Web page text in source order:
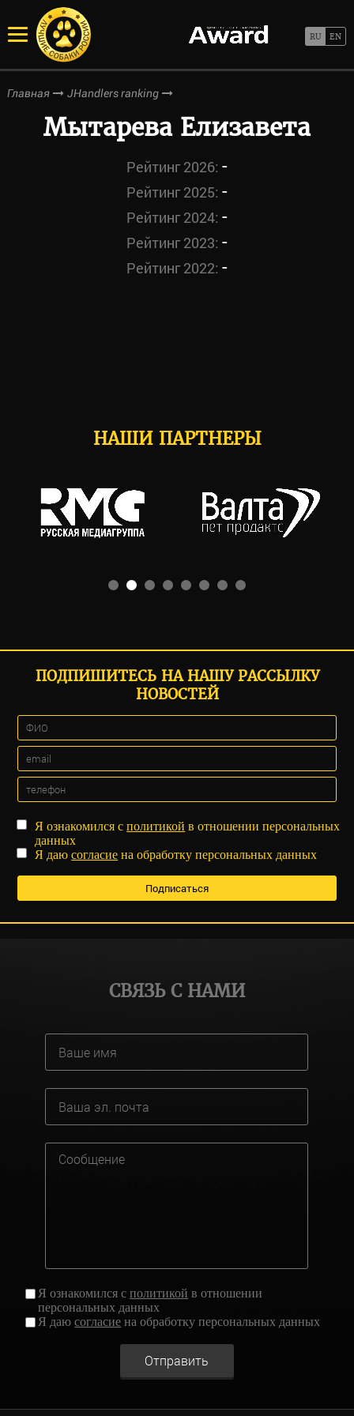
Главная JHandlers ranking
Мытарева Елизавета
Рейтинг 2026: -
Рейтинг 2025: -
Рейтинг 2024: -
Рейтинг 2023: -
Рейтинг 2022: -
НАШИ ПАРТНЕРЫ
ПОДПИШИТЕСЬ НА НАШУ РАССЫЛКУ
НОВОСТЕЙ
Я ознакомился сполитикой в отношении персональных
данных
Я даюсогласие на обработку персональных данных
СВЯЗЬ С НАМИ
Я ознакомился сполитикой в отношении
персональных данных
Я даюсогласие на обработку персональных данных
Отправить